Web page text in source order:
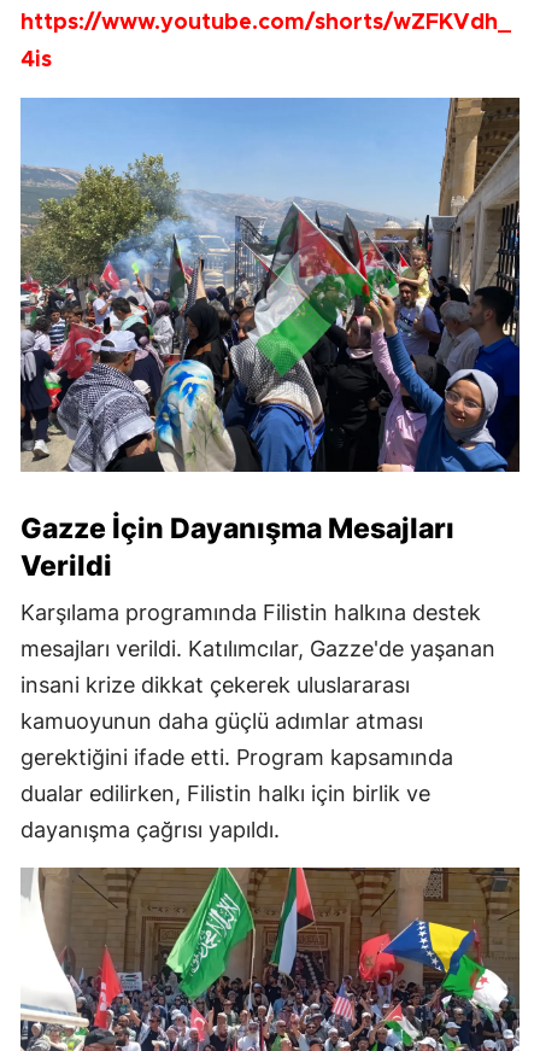
https://www.youtube.com/shorts/wZFKVdh_
4is
Gazze İçin Dayanışma Mesajları
Verildi
Karşılama programında Filistin halkına destek
mesajları verildi. Katılımcılar, Gazze'de yaşanan
insani krize dikkat çekerek uluslararası
kamuoyunun daha güçlü adımlar atması
gerektiğini ifade etti. Program kapsamında
dualar edilirken, Filistin halkı için birlik ve
dayanışma çağrısı yapıldı.